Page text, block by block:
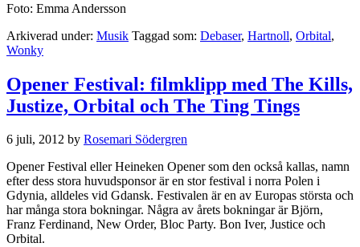
Foto: Emma Andersson
Arkiverad under: Musik Taggad som: Debaser, Hartnoll, Orbital,
Wonky
Opener Festival: filmklipp med The Kills,
Justize, Orbital och The Ting Tings
6 juli, 2012 by Rosemari Södergren
Opener Festival eller Heineken Opener som den också kallas, namn
efter dess stora huvudsponsor är en stor festival i norra Polen i
Gdynia, alldeles vid Gdansk. Festivalen är en av Europas största och
har många stora bokningar. Några av årets bokningar är Björn,
Franz Ferdinand, New Order, Bloc Party. Bon Iver, Justice och
Orbital.